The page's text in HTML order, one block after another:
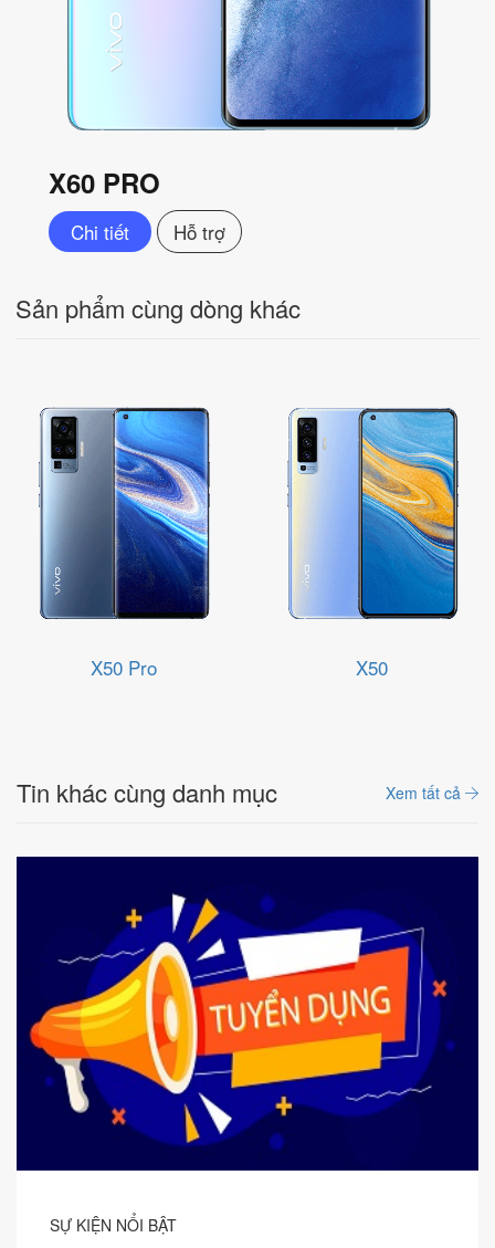
X60 PRO
Chi tiết Hỗ trợ
Sản phẩm cùng dòng khác
X50 Pro X50
Tin khác cùng danh mục Xem tất cả
SỰ KIỆN NỔI BẬT